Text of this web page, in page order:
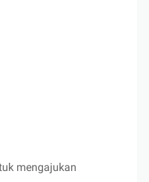
mengajukan